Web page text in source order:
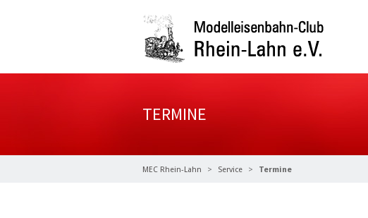
TERMINE
MEC Rhein-Lahn Service Termine